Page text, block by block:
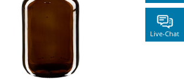
Live-Chat